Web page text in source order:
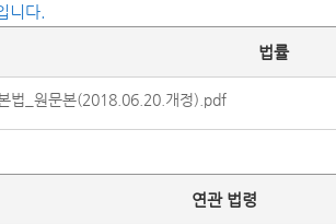
니다.
법률
법_원문본(2018.06.20.개정).pdf
연관 법령